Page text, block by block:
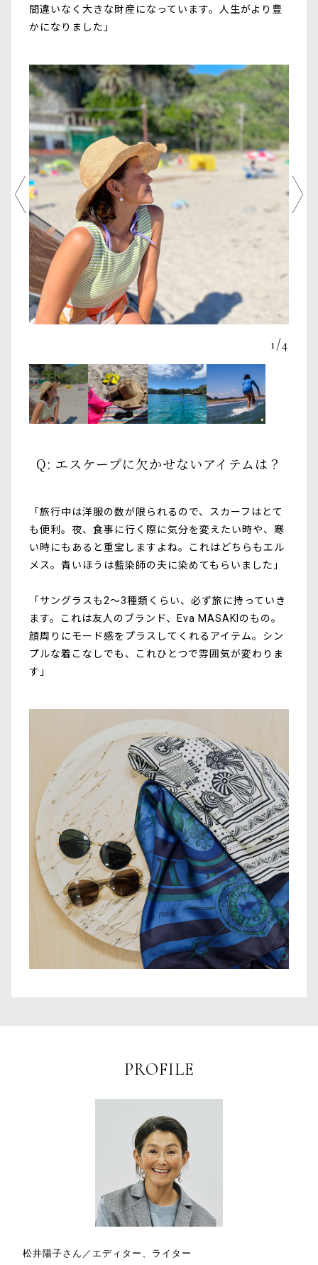
間違いなく大きな財産になっています。人生がより豊
かになりました」
1/4
Q: エスケープに欠かせないアイテムは？
「旅行中は洋服の数が限られるので、スカーフはとて
も便利。夜、食事に行く際に気分を変えたい時や、寒
い時にもあると重宝しますよね。これはどちらもエル
メス。青いほうは藍染師の夫に染めてもらいました」
「サングラスも2〜3種類くらい、必ず旅に持っていき
ます。これは友人のブランド、Eva MASAKIのもの。
顔周りにモード感をプラスしてくれるアイテム。シン
プルな着こなしでも、これひとつで雰囲気が変わりま
す」
PROFILE
松井陽子さん／エディター、ライター